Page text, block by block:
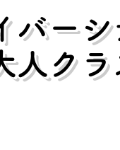
バー
人ク